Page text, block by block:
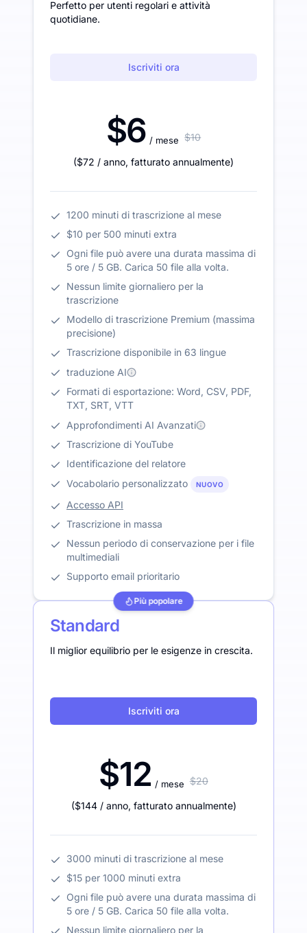
Perfetto per utenti regolari e attività
quotidiane.
Iscriviti ora
$6 / mese $10
($72 / anno, fatturato annualmente)
1200 minuti di trascrizione al mese
$10 per 500 minuti extra
Ogni file può avere una durata massima di
5 ore / 5 GB. Carica 50 file alla volta.
Nessun limite giornaliero per la
trascrizione
Modello di trascrizione Premium (massima
precisione)
Trascrizione disponibile in 63 lingue
traduzione AI
Formati di esportazione: Word, CSV, PDF,
TXT, SRT, VTT
Approfondimenti AI Avanzati
Trascrizione di YouTube
Identificazione del relatore
Vocabolario personalizzato
NUOVO
Accesso API
Trascrizione in massa
Nessun periodo di conservazione per i file
multimediali
Supporto email prioritario
Più popolare
Standard
Il miglior equilibrio per le esigenze in crescita.
Iscriviti ora
$12 / mese $20
($144 / anno, fatturato annualmente)
3000 minuti di trascrizione al mese
$15 per 1000 minuti extra
Ogni file può avere una durata massima di
5 ore / 5 GB. Carica 50 file alla volta.
Nessun limite giornaliero per la